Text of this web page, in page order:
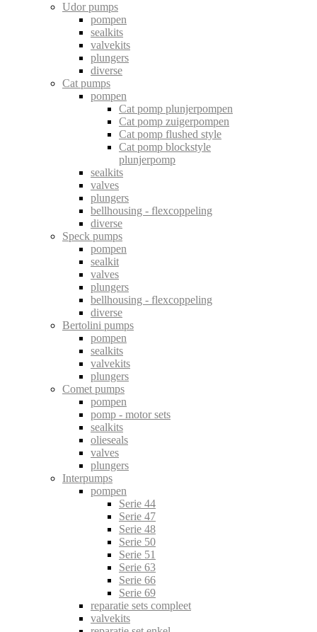
Udor pumps
pompen
sealkits
valvekits
plungers
diverse
Cat pumps
pompen
Cat pomp plunjerpompen
Cat pomp zuigerpompen
Cat pomp flushed style
Cat pomp blockstyle
plunjerpomp
sealkits
valves
plungers
bellhousing - flexcoppeling
diverse
Speck pumps
pompen
sealkit
valves
plungers
bellhousing - flexcoppeling
diverse
Bertolini pumps
pompen
sealkits
valvekits
plungers
Comet pumps
pompen
pomp - motor sets
sealkits
olieseals
valves
plungers
Interpumps
pompen
Serie 44
Serie 47
Serie 48
Serie 50
Serie 51
Serie 63
Serie 66
Serie 69
reparatie sets compleet
valvekits